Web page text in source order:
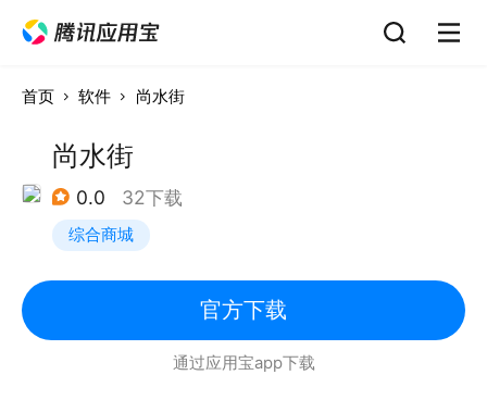
首页 软件 尚水街
尚水街
0.0 32下载
综合商城
官方下载
通过应用宝app下载